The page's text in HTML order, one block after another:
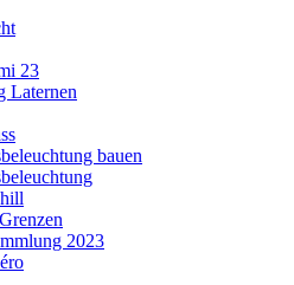
23
Laternen
bauen
2023